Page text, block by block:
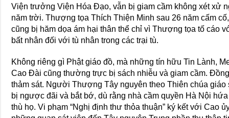
Viện trưởng Viện Hóa Ðạo, vẫn bị giam cầm không xét xử
năm trời. Thượng tọa Thích Thiện Minh sau 26 năm cấm
cũng bị hăm dọa ám hại thân thể chỉ vì Thượng tọa tố cáo
bất nhân đối với tù nhân trong các trại tù.
Không riêng gì Phật giáo đồ, mà những tín hữu Tin Lành,
Cao Ðài cũng thường trực bị sách nhiễu và giam cầm.
thảm sát. Người Thượng Tây nguyên theo Thiên chúa
bị ngược đãi và bắt bớ, dù rằng nhà cầm quyền Hà Nội
thù họ. Vi phạm “Nghị định thư thỏa thuận” ký kết với Cao